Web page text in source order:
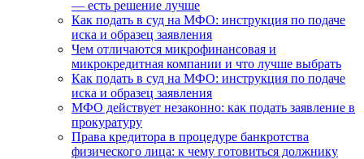
— есть решение лучше
Как подать в суд на МФО: инструкция по подаче
иска и образец заявления
Чем отличаются микрофинансовая и
микрокредитная компании и что лучше выбрать
Как подать в суд на МФО: инструкция по подаче
иска и образец заявления
МФО действует незаконно: как подать заявление в
прокуратуру
Права кредитора в процедуре банкротства
физического лица: к чему готовиться должнику